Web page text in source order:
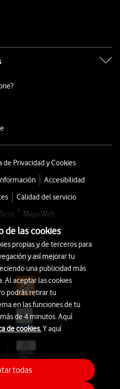
de Privacidad y Cookies
Accesibilidad
Calidad del servicio
Mapa Web
España S.A.U.
115, 28042 Madrid
de las cookies
propias y de terceros para
y así mejorar tu
una publicidad más
Al aceptar las cookies
podrás retirar tu
en las funciones de tu
de 4 minutos. Aquí
de cookies.Y aquí
todas